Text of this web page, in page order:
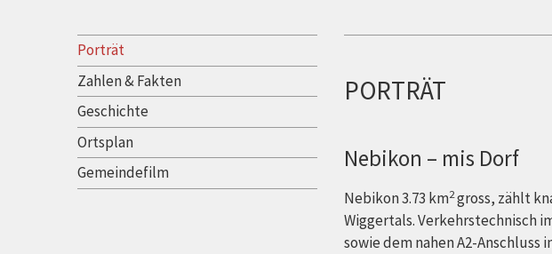
PORTRÄT
Nebikon – mis Dorf
Nebikon 3.73 km2gross, zählt
Wiggertals. Verkehrstechnisch
sowie dem nahen A2-Anschluss
Porträt
Porträt
Zahlen & Fakten
Geschichte
Ortsplan
Gemeindefilm